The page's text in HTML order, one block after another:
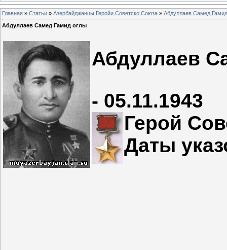
Главная » Статьи » Азербайджанцы Геройи Советско Союза » Абдуллаев Самед
Абдуллаев Самед Гамид оглы
Абдуллаев
- 05.11.1943
Герой
Даты